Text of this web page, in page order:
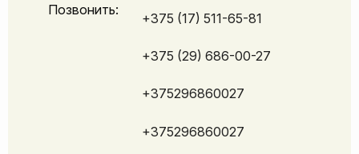
Позвонить:
+375 (17) 511-65-81
+375 (29) 686-00-27
+375296860027
+375296860027